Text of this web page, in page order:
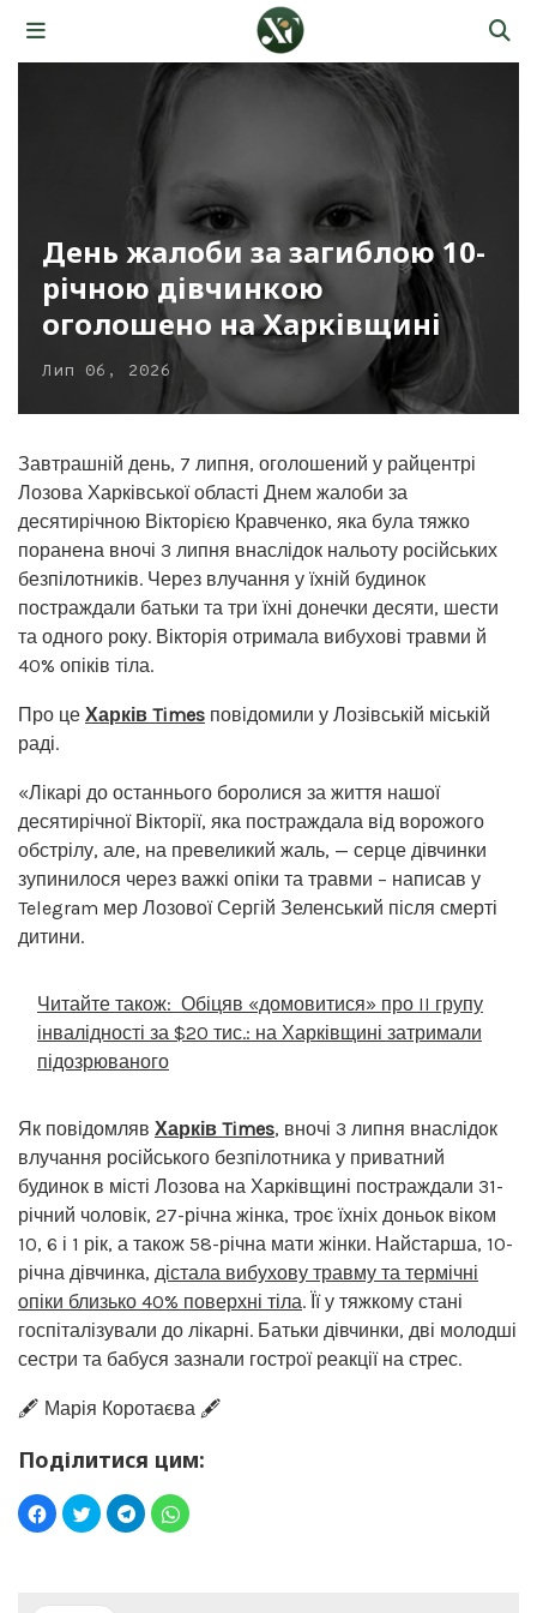
День жалоби за загиблою 10-
річною дівчинкою
оголошено на Харківщині
Лип 06, 2026
Завтрашній день, 7 липня, оголошений у райцентрі
Лозова Харківської області Днем жалоби за
десятирічною Вікторією Кравченко, яка була тяжко
поранена вночі 3 липня внаслідок нальоту російських
безпілотників. Через влучання у їхній будинок
постраждали батьки та три їхні донечки десяти, шести
та одного року. Вікторія отримала вибухові травми й
40% опіків тіла.
Про це Харків Times повідомили у Лозівській міській
раді.
«Лікарі до останнього боролися за життя нашої
десятирічної Вікторії, яка постраждала від ворожого
обстрілу, але, на превеликий жаль, — серце дівчинки
зупинилося через важкі опіки та травми – написав у
Telegram мер Лозової Сергій Зеленський після смерті
дитини.
Читайте також: Обіцяв «домовитися» про II групу
інвалідності за $20 тис.: на Харківщині затримали
підозрюваного
Як повідомляв Харків Times, вночі 3 липня внаслідок
влучання російського безпілотника у приватний
будинок в місті Лозова на Харківщині постраждали 31-
річний чоловік, 27-річна жінка, троє їхніх доньок віком
10, 6 і 1 рік, а також 58-річна мати жінки. Найстарша, 10-
річна дівчинка, дістала вибухову травму та термічні
опіки близько 40% поверхні тіла. Її у тяжкому стані
госпіталізували до лікарні. Батьки дівчинки, дві молодші
сестри та бабуся зазнали гострої реакції на стрес.
🖋️ Марія Коротаєва 🖋️
Поділитися цим: